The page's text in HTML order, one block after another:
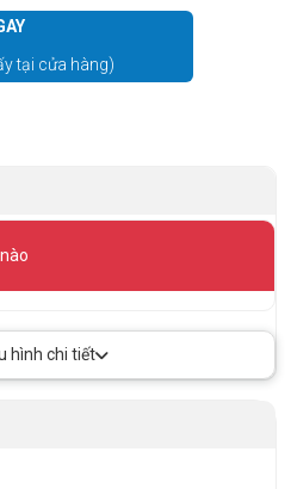
tại cửa hàng)
hình chi tiết